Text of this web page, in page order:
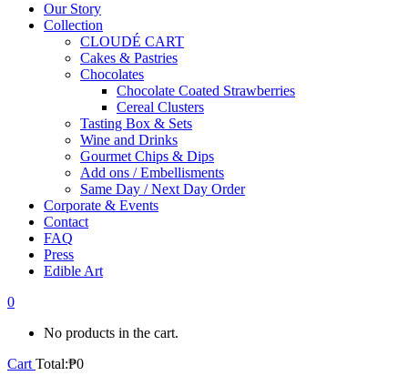
Our Story
Collection
CLOUDÉ CART
Cakes & Pastries
Chocolates
Chocolate Coated Strawberries
Cereal Clusters
Tasting Box & Sets
Wine and Drinks
Gourmet Chips & Dips
Add ons / Embellisments
Same Day / Next Day Order
Corporate & Events
Contact
FAQ
Press
Edible Art
0
No products in the cart.
Cart Total:₱0